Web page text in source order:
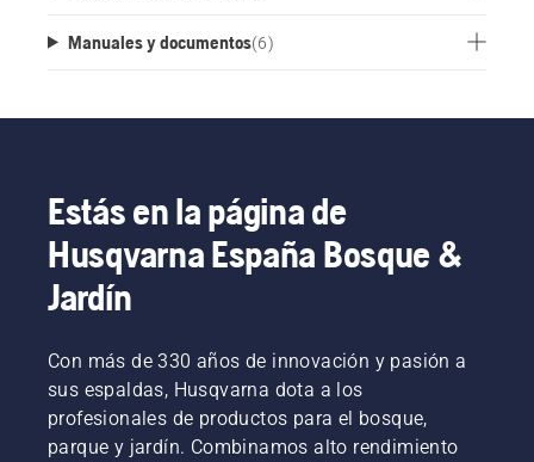
Manuales y documentos(6)
Estás en la página de
Husqvarna España Bosque &
Jardín
Con más de 330 años de innovación y pasión a
sus espaldas, Husqvarna dota a los
profesionales de productos para el bosque,
parque y jardín. Combinamos alto rendimiento